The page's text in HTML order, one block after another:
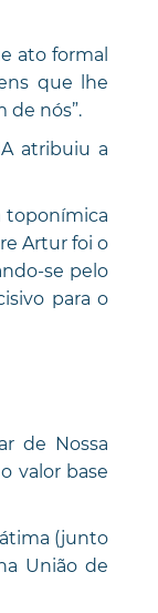
ato formal
que lhe
de nós”.
atribuiu a
toponímica
Artur foi o
se pelo
para o
de Nossa
valor base
(junto
União de